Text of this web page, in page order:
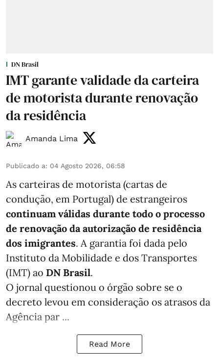
DN Brasil
IMT garante validade da carteira
de motorista durante renovação
da residência
Amanda Lima
Publicado a: 04 Agosto 2026, 06:58
As carteiras de motorista (cartas de
condução, em Portugal) de estrangeiros
continuam válidas durante todo o processo
de renovação da autorização de residência
dos imigrantes. A garantia foi dada pelo
Instituto da Mobilidade e dos Transportes
(IMT) ao DN Brasil.
O jornal questionou o órgão sobre se o
decreto levou em consideração os atrasos da
Agência par ...
Read More